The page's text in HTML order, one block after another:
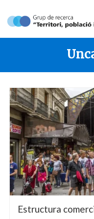
Grup de Recerca
Estructura